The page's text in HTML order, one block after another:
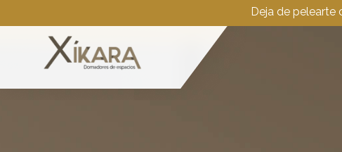
Deja de pelearte